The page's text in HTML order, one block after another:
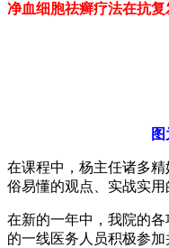
净血细胞祛癣疗法在抗
在课程中，杨主任诸多
俗易懂的观点、实战实用
在新的一年中，我院的
的一线医务人员积极参